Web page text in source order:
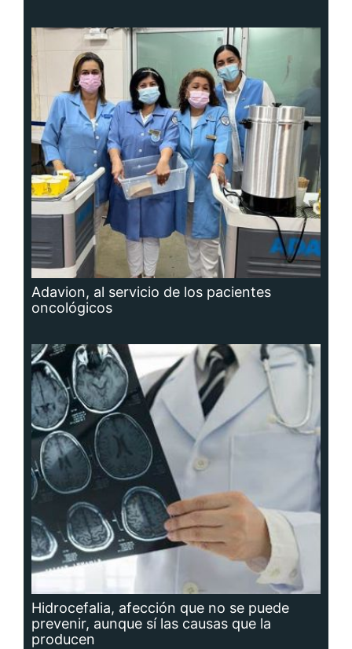
Adavion, al servicio de los pacientes
oncológicos
Hidrocefalia, afección que no se puede
prevenir, aunque sí las causas que la
producen